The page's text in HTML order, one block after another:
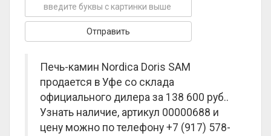
Печь-камин Nordica Doris SAM
продается в Уфе со склада
официального дилера за 138 600 руб..
Узнать наличие, артикул 00000688 и
цену можно по телефону +7 (917) 578-